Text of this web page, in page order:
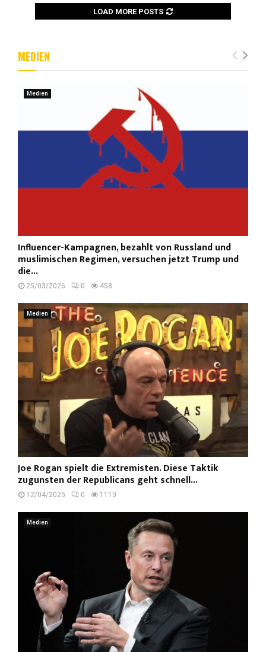
LOAD MORE POSTS
MEDIEN
Medien
Influencer-Kampagnen, bezahlt von Russland und
muslimischen Regimen, versuchen jetzt Trump und
die...
25/03/2026 0 458
Medien
Joe Rogan spielt die Extremisten. Diese Taktik
zugunsten der Republicans geht schnell...
12/04/2025 0 1110
Medien